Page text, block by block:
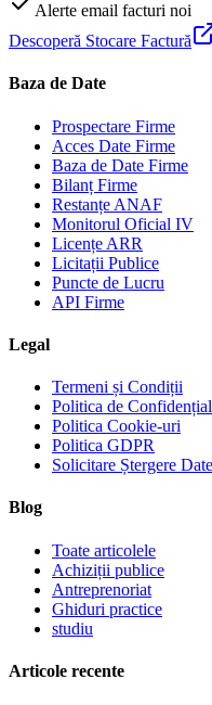
Alerte email facturi noi
Descoperă Stocare Factură
Baza de Date
Prospectare Firme
Acces Date Firme
Baza de Date Firme
Bilanț Firme
Restanțe ANAF
Monitorul Oficial IV
Licențe ARR
Licitații Publice
Puncte de Lucru
API Firme
Legal
Termeni și Condiții
Politica de
Politica Cookie-uri
Politica GDPR
Solicitare Ștergere Date
Blog
Toate articolele
Achiziții publice
Antreprenoriat
Ghiduri practice
studiu
Articole recente